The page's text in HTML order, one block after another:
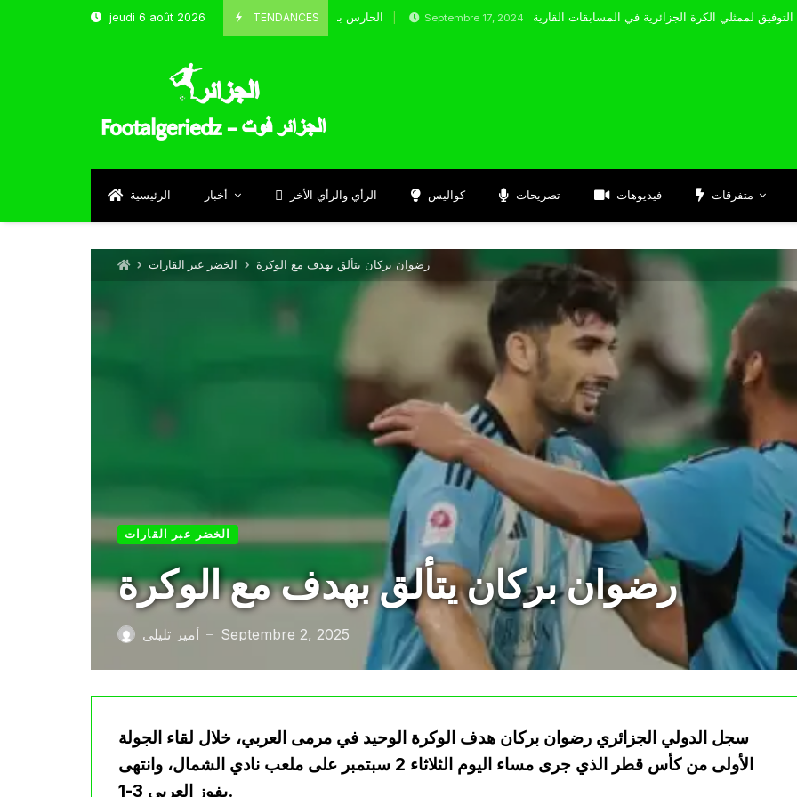
jeudi 6 août 2026 TENDANCES
الحارس بوحلفاية يتحدث عن طموحاته مع المنتخب و شباب Septembre 17, 2024
الرئيسية أخبار الرأي والرأي الأخر كواليس تصريحات فيديوهات متفرقات
الخضر عبر القارات رضوان بركان يتألق بهدف مع الوكرة
الخضر عبر القارات
رضوان بركان يتألق بهدف مع الوكرة
أمير تليلي — Septembre 2, 2025
سجل الدولي الجزائري رضوان بركان هدف الوكرة الوحيد في مرمى العربي، خلال لقاء الجولة
الأولى من كأس قطر الذي جرى مساء اليوم الثلاثاء 2 سبتمبر على ملعب نادي الشمال، وانتهى
بفوز العربي 3-1.